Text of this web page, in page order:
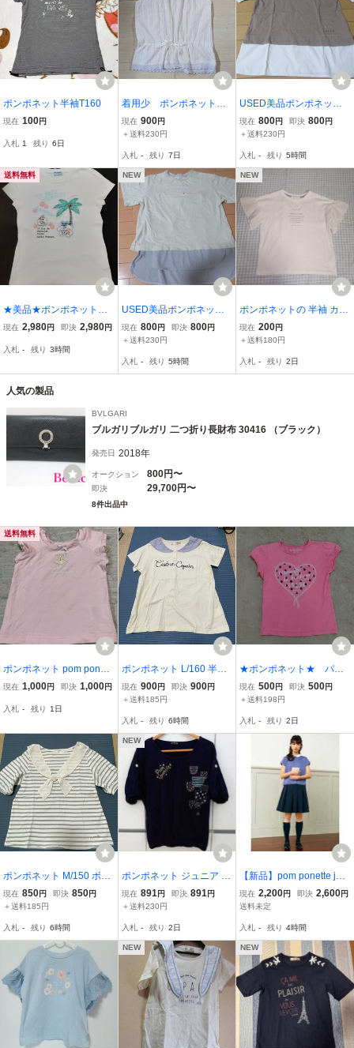
ポンポネット半袖T160
現在 100円
入札 1 残り 6日
着用少 ポンポネット
フレンチスリーブ トッ
プス サイズ150
現在 900円
＋送料230円
入札 - 残り 7日
USED美品ポンポネットL
サイズ160サイズ半そでT
シャツ激安即決800円阪
現在 800円 即決 800円
＋送料230円
入札 - 残り 5時間
送料無料
★美品★ポンポネットジ
ュニア★pom ponette juni
★半袖Ｔシャツ★サイズ
現在 2,980円 即決 2,980円
入札 - 残り 3時間
NEW
USED美品ポンポネットL
サイズ160サイズ半袖Tシ
ャツ激安即決800円バッ
にて購入
現在 800円 即決 800円
＋送料230円
入札 - 残り 5時間
NEW
ポンポネットの 半袖 カッ
トソー160
現在 200円
＋送料180円
入札 - 残り 2日
人気の製品
BVLGARI
ブルガリブルガリ 二つ折り長財布 30416 （ブラック）
発売日 2018年
オークション 800円〜
即決 29,700円〜
8件出品中
送料無料
ポンポネット pom ponett
e バレリーナ刺繍 半袖Tシ
現在 1,000円 即決 1,000円
入札 - 残り 1日
ポンポネット L/160 半袖T
シャツ
現在 900円 即決 900円
＋送料185円
入札 - 残り 6時間
★ポンポネット★ パフ
スリーブ 半袖Tシャツ
１５０ ピンク
現在 500円 即決 500円
＋送料198円
入札 - 残り 2日
ポンポネット M/150 ボー
ダー半袖Tシャツ
現在 850円 即決 850円
＋送料185円
入札 - 残り 6時間
NEW
ポンポネット ジュニア 半
袖 Tシャツ Lサイズ 160c
m相当
現在 891 円 即決 891 円
＋送料230円
入札 - 残り 2日
【新品】pom ponette juni
or(ポンポネット)襟付き
シルケット Tシャツ SS(1
現在 2,200円 即決 2,600円
送料未定
入札 - 残り 4時間
NEW NEW